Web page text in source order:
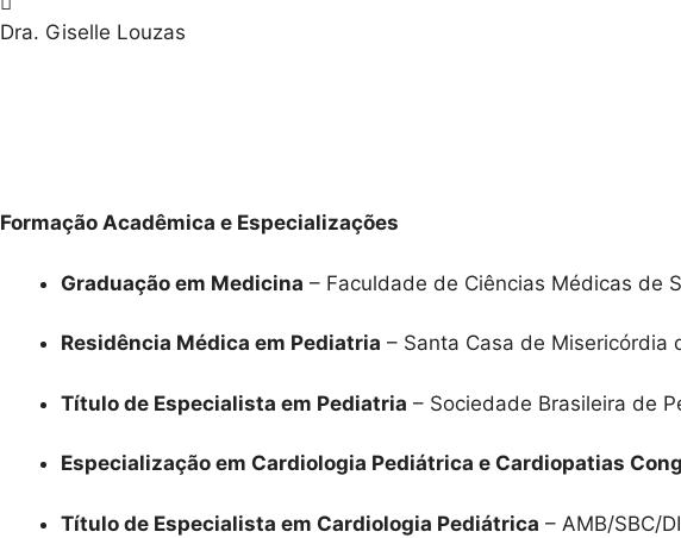
Dra. Giselle Louzas
Formação Acadêmica e Especializações
Graduação em Medicina – Faculdade de Ciências Médicas de
Residência Médica em Pediatria – Santa Casa de Misericórdia
Título de Especialista em Pediatria – Sociedade Brasileira de
Especialização em Cardiologia Pediátrica e Cardiopatias
Título de Especialista em Cardiologia Pediátrica – AMB/SBC/